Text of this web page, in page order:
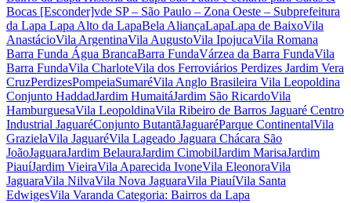
Bocas [Esconder]vde SP – São Paulo – Zona Oeste – Subprefeitura
da Lapa Lapa Alto da LapaBela AliançaLapaLapa de BaixoVila
AnastácioVila ArgentinaVila AugustoVila IpojucaVila Romana
Barra Funda Água BrancaBarra FundaVárzea da Barra FundaVila
Barra FundaVila CharloteVila dos Ferroviários Perdizes Jardim Vera
CruzPerdizesPompeiaSumaréVila Anglo Brasileira Vila Leopoldina
Conjunto HaddadJardim HumaitáJardim São RicardoVila
HamburguesaVila LeopoldinaVila Ribeiro de Barros Jaguaré Centro
Industrial JaguaréConjunto ButantãJaguaréParque ContinentalVila
GrazielaVila JaguaréVila Lageado Jaguara Chácara São
JoãoJaguaraJardim BelauraJardim CimobilJardim MarisaJardim
PiauíJardim VieiraVila Aparecida IvoneVila EleonoraVila
JaguaraVila NilvaVila Nova JaguaraVila PiauíVila Santa
EdwigesVila Varanda Categoria: Bairros da Lapa